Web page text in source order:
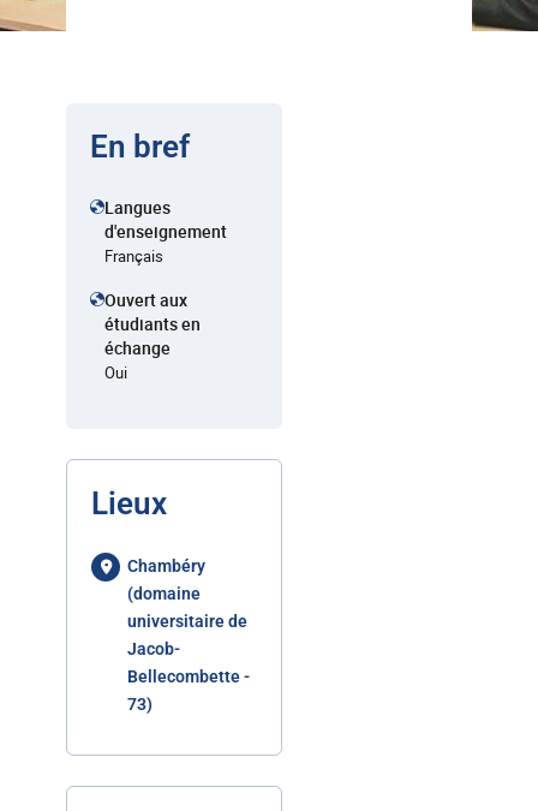
En bref
Langues
d'enseignement
Français
Ouvert aux
étudiants en
échange
Oui
Lieux
Chambéry
(domaine
universitaire de
Jacob-
Bellecombette -
73)